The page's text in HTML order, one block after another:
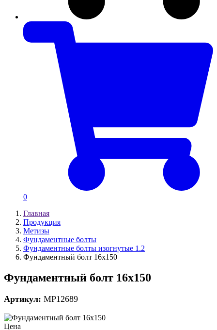
0
Главная
Продукция
Метизы
Фундаментные болты
Фундаментные болты изогнутые 1.2
Фундаментный болт 16х150
Фундаментный болт 16х150
Артикул: MP12689
Цена